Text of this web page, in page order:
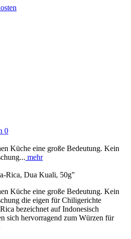
0
Küche eine große Bedeutung. Kein
mehr
Rica, Dua Kuali, 50g"
Küche eine große Bedeutung. Kein
die eigen für Chiligerichte
bezeichnet auf Indonesisch
sich hervorragend zum Würzen für